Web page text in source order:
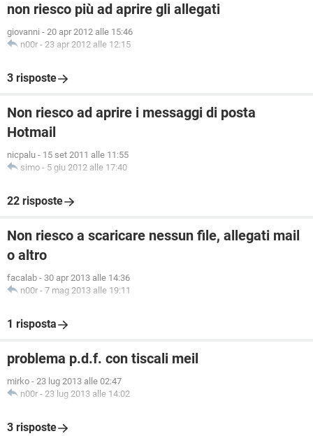
non riesco più ad aprire gli allegati
giovanni - 20 apr 2012 alle 15:46
n00r - 23 apr 2012 alle 12:15
3 risposte
Non riesco ad aprire i messaggi di posta
Hotmail
nicpalu - 15 set 2011 alle 11:55
simo - 5 giu 2012 alle 17:40
22 risposte
Non riesco a scaricare nessun file, allegati mail
o altro
facalab - 30 apr 2013 alle 14:36
n00r - 7 mag 2013 alle 19:11
1 risposta
problema p.d.f. con tiscali meil
mirko - 23 lug 2013 alle 02:47
n00r - 23 lug 2013 alle 14:02
3 risposte